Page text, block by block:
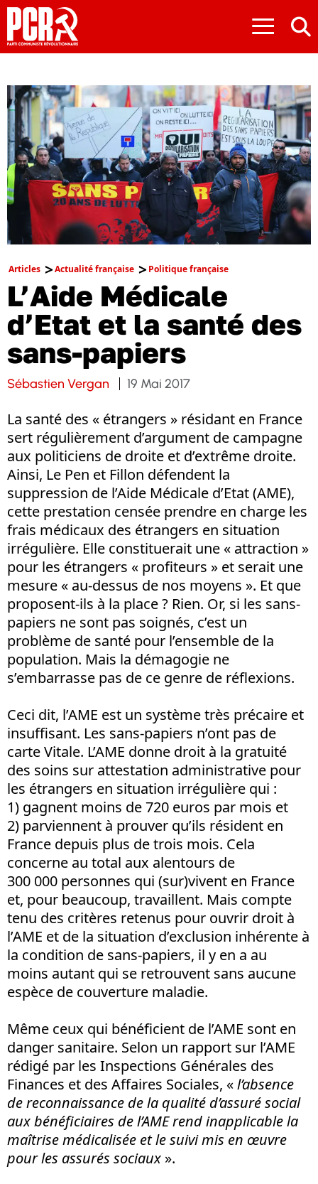
≡
Articles Actualité française Politique française
L’Aide Médicale
d’Etat et la santé des
sans-papiers
Sébastien Vergan 19 Mai 2017
La santé des « étrangers » résidant en France
sert régulièrement d’argument de campagne
aux politiciens de droite et d’extrême droite.
Ainsi, Le Pen et Fillon défendent la
suppression de l’Aide Médicale d’Etat (AME),
cette prestation censée prendre en charge les
frais médicaux des étrangers en situation
irrégulière. Elle constituerait une « attraction »
pour les étrangers « profiteurs » et serait une
mesure « au-dessus de nos moyens ». Et que
proposent-ils à la place ? Rien. Or, si les sans-
papiers ne sont pas soignés, c’est un
problème de santé pour l’ensemble de la
population. Mais la démagogie ne
s’embarrasse pas de ce genre de réflexions.
Ceci dit, l’AME est un système très précaire et
insuffisant. Les sans-papiers n’ont pas de
carte Vitale. L’AME donne droit à la gratuité
des soins sur attestation administrative pour
les étrangers en situation irrégulière qui :
1) gagnent moins de 720 euros par mois et
2) parviennent à prouver qu’ils résident en
France depuis plus de trois mois. Cela
concerne au total aux alentours de
300 000 personnes qui (sur)vivent en France
et, pour beaucoup, travaillent. Mais compte
tenu des critères retenus pour ouvrir droit à
l’AME et de la situation d’exclusion inhérente à
la condition de sans-papiers, il y en a au
moins autant qui se retrouvent sans aucune
espèce de couverture maladie.
Même ceux qui bénéficient de l’AME sont en
danger sanitaire. Selon un rapport sur l’AME
rédigé par les Inspections Générales des
Finances et des Affaires Sociales, «l’absence
de reconnaissance de la qualité d’assuré social
aux bénéficiaires de l’AME rend inapplicable la
maîtrise médicalisée et le suivi mis en œuvre
pour les assurés sociaux ».